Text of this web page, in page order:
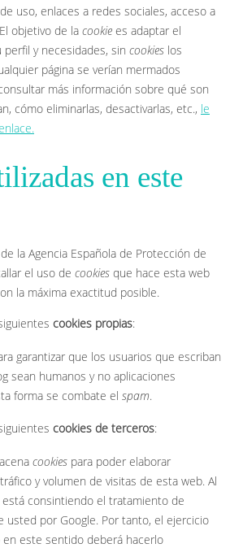
uso, enlaces a redes sociales, acceso a
objetivo de la cookie es adaptar el
y necesidades, sin cookies los
página se verían mermados
más información sobre qué son
cómo eliminarlas, desactivarlas, etc., le
en este
la Agencia Española de Protección de
el uso de cookies que hace esta web
la máxima exactitud posible.
cookies propias:
garantizar que los usuarios que escriban
sean humanos y no aplicaciones
forma se combate el spam.
cookies de terceros:
cookiespara poder elaborar
y volumen de visitas de esta web. Al
consintiendo el tratamiento de
usted por Google. Por tanto, el ejercicio
este sentido deberá hacerlo